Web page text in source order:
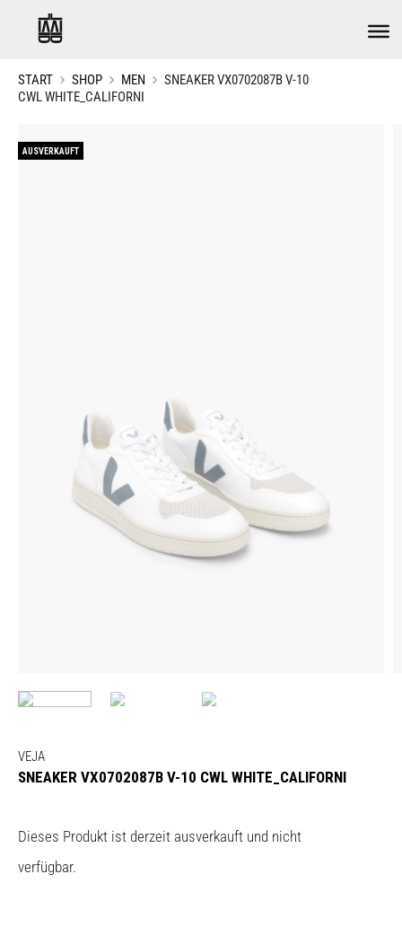
START SHOP MEN
SNEAKER VX0702087B V-10
CWL WHITE_CALIFORNI
AUSVERKAUFT
VEJA
SNEAKER VX0702087B V-10 CWL WHITE_CALIFORNI
Dieses Produkt ist derzeit ausverkauft und nicht
verfügbar.